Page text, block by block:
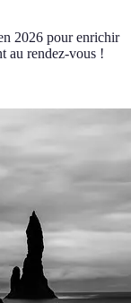
2026 pour enrichir
au rendez-vous !